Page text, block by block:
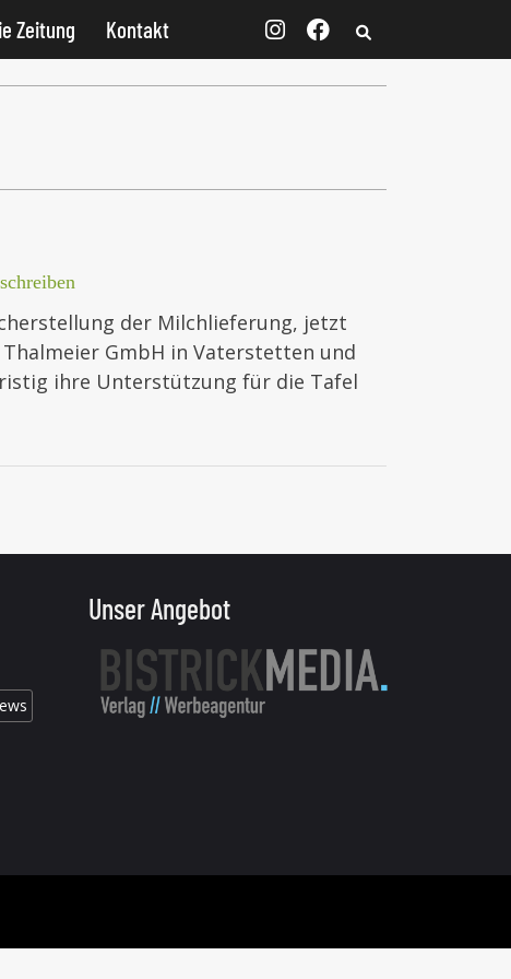
Zeitung Kontakt
der Milchlieferung, jetzt
GmbH in Vaterstetten und
ihre Unterstützung für die Tafel
Unser Angebot